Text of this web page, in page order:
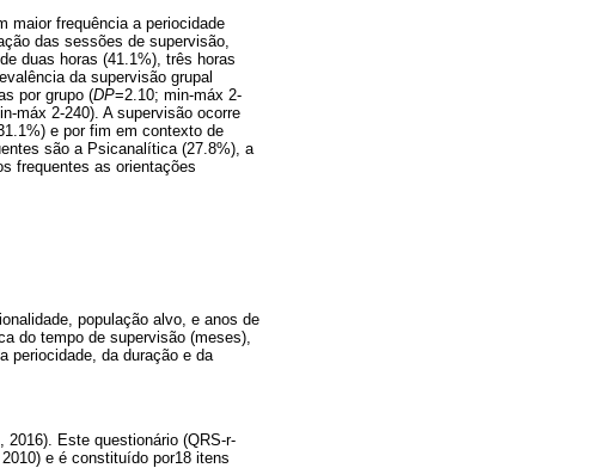
maior frequência a periocidade
das sessões de supervisão,
duas horas (41.1%), três horas
da supervisão grupal
por grupo (DP=2.10; min-máx 2-
máx 2-240). A supervisão ocorre
e por fim em contexto de
são a Psicanalítica (27.8%), a
frequentes as orientações
população alvo, e anos de
do tempo de supervisão (meses),
periocidade, da duração e da
2016). Este questionário (QRS-r-
e é constituído por18 itens